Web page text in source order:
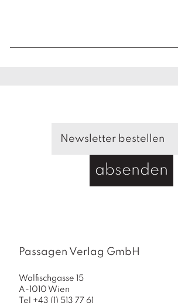
absenden
Passagen Verlag GmbH
Walfischgasse 15
A-1010 Wien
Tel +43 (1) 513 77 61